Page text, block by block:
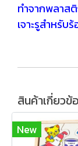
ทำจากพลาส
เจาะรูสำหรับ
สินค้าเกี่ยวข้
New